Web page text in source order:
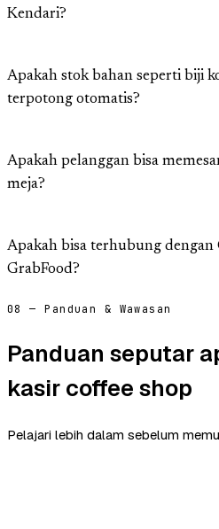
Kendari?
Apakah stok bahan seperti biji
terpotong otomatis?
Apakah pelanggan bisa
meja?
Apakah bisa terhubung dengan
GrabFood?
08 — Panduan & Wawasan
Panduan seputar
kasir coffee shop
Pelajari lebih dalam sebelum